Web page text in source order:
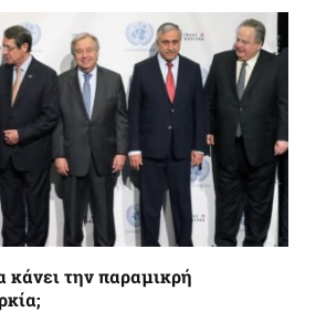
κάνει την παραμικρή